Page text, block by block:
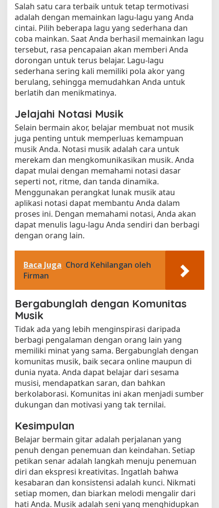
Salah satu cara terbaik untuk tetap termotivasi
adalah dengan memainkan lagu-lagu yang Anda
cintai. Pilih beberapa lagu yang sederhana dan
coba mainkan. Saat Anda berhasil memainkan lagu
tersebut, rasa pencapaian akan memberi Anda
dorongan untuk terus belajar. Lagu-lagu
sederhana sering kali memiliki pola akor yang
berulang, sehingga memudahkan Anda untuk
berlatih dan menikmatinya.
Jelajahi Notasi Musik
Selain bermain akor, belajar membuat not musik
juga penting untuk memperluas kemampuan
musik Anda. Notasi musik adalah cara untuk
merekam dan mengkomunikasikan musik. Anda
dapat mulai dengan memahami notasi dasar
seperti not, ritme, dan tanda dinamika.
Menggunakan perangkat lunak musik atau
aplikasi notasi dapat membantu Anda dalam
proses ini. Dengan memahami notasi, Anda akan
dapat menulis lagu-lagu Anda sendiri dan berbagi
dengan orang lain.
Baca Juga Chord Kehilangan oleh
Firman
Bergabunglah dengan Komunitas
Musik
Tidak ada yang lebih menginspirasi daripada
berbagi pengalaman dengan orang lain yang
memiliki minat yang sama. Bergabunglah dengan
komunitas musik, baik secara online maupun di
dunia nyata. Anda dapat belajar dari sesama
musisi, mendapatkan saran, dan bahkan
berkolaborasi. Komunitas ini akan menjadi sumber
dukungan dan motivasi yang tak ternilai.
Kesimpulan
Belajar bermain gitar adalah perjalanan yang
penuh dengan penemuan dan keindahan. Setiap
petikan senar adalah langkah menuju penemuan
diri dan ekspresi kreativitas. Ingatlah bahwa
kesabaran dan konsistensi adalah kunci. Nikmati
setiap momen, dan biarkan melodi mengalir dari
hati Anda. Musik adalah seni yang menghidupkan